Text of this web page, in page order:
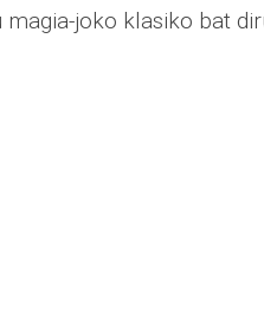
joko klasiko bat